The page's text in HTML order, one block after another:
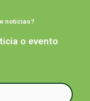
noticias?
o evento